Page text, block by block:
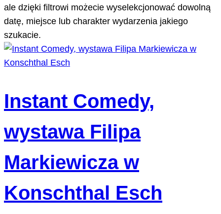
ale dzięki filtrowi możecie wyselekcjonować dowolną
datę, miejsce lub charakter wydarzenia jakiego
szukacie.
Instant Comedy,
wystawa Filipa
Markiewicza w
Konschthal Esch